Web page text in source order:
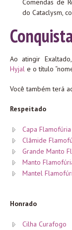
Comendas de
do Cataclysm,
Ao atingir
Hyjal e o título
Você também terá
Respeitado
Capa
Clâmide
Grande Manto
Manto
Mantel
Honrado
Cilha Curafogo